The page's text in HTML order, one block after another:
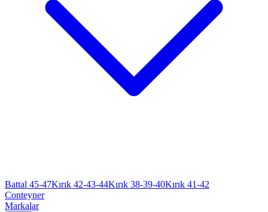
Battal 45-47Kırık 42-43-44Kırık 38-39-40Kırık 41-42
Conteyner
Markalar